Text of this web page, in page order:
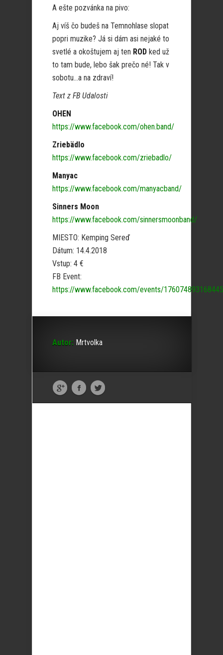
A ešte pozvánka na pivo:
Aj víš čo budeš na Temnohlase slopat
popri muzike? Já si dám asi nejaké to
svetlé a okoštujem aj ten ROD ked už
to tam bude, lebo šak prečo né! Tak v
sobotu…a na zdraví!
Text z FB Udalosti
OHEN
https://www.facebook.com/ohen.band/
Zriebädlo
https://www.facebook.com/zriebadlo/
Manyac
https://www.facebook.com/manyacband/
Sinners Moon
https://www.facebook.com/sinnersmoonband/
MIESTO: Kemping Sereď
Dátum: 14.4.2018
Vstup: 4 €
FB Event:
https://www.facebook.com/events/
Autor: Mrtvolka